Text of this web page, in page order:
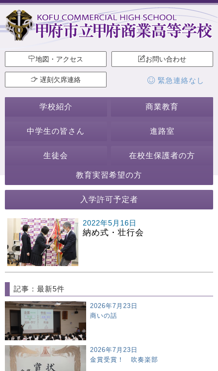
地図・アクセス お問い合わせ
遅刻欠席連絡 緊急連絡なし
学校紹介 商業教育
中学生の皆さん 進路室
生徒会 在校生保護者の方
教育実習希望の方
入学許可予定者
2022年5月16日
納め式・壮行会
記事：最新5件
2026年7月23日
商いの話
2026年7月23日
金賞受賞！ 吹奏楽部